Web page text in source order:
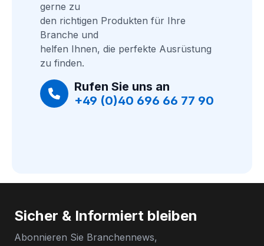
gerne zu
den richtigen Produkten für Ihre
Branche und
helfen Ihnen, die perfekte Ausrüstung
zu finden.
Rufen Sie uns an
+49 (0)40 696 66 77 90
Sicher & Informiert bleiben
Abonnieren Sie Branchennews,